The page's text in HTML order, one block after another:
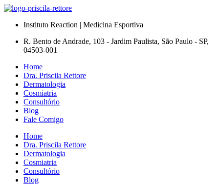
Instituto Reaction | Medicina Esportiva
R. Bento de Andrade, 103 - Jardim Paulista, São Paulo - SP,
04503-001
Home
Dra. Priscila Rettore
Dermatologia
Cosmiatria
Consultório
Blog
Fale Comigo
Home
Dra. Priscila Rettore
Dermatologia
Cosmiatria
Consultório
Blog